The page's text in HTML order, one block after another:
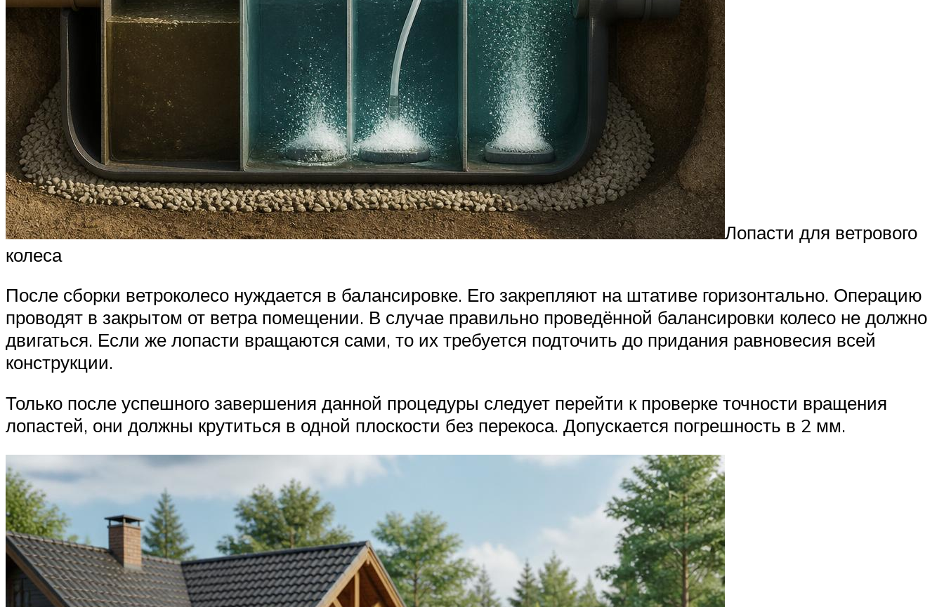
Лопасти для ветрового
колеса
После сборки ветроколесо нуждается в балансировке. Его закрепляют на штативе горизонтально. Операцию
проводят в закрытом от ветра помещении. В случае правильно проведённой балансировки колесо не должно
двигаться. Если же лопасти вращаются сами, то их требуется подточить до придания равновесия всей
конструкции.
Только после успешного завершения данной процедуры следует перейти к проверке точности вращения
лопастей, они должны крутиться в одной плоскости без перекоса. Допускается погрешность в 2 мм.